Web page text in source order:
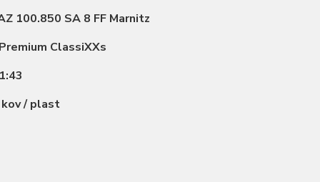
100.850 SA 8 FF Marnitz
ClassiXXs
kov / plast